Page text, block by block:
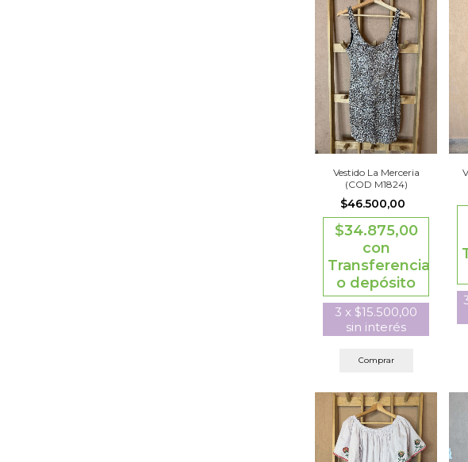
Vestido La Merceria
(COD M1824)
$46.500,00
$34.875,00
con
Transferencia
o depósito
3 x $15.500,00
sin interés
Comprar